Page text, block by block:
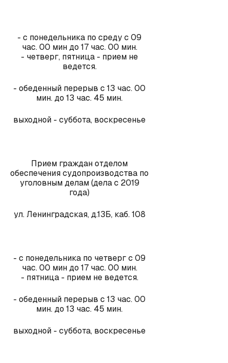
- с понедельника по среду с 09
час. 00 мин до 17 час. 00 мин.
- четверг, пятница - прием не
ведется.
- обеденный перерыв с 13 час. 00
мин. до 13 час. 45 мин.
выходной - суббота, воскресенье
Прием граждан отделом
обеспечения судопроизводства по
уголовным делам (дела с 2019
года)
ул. Ленинградская, д.13Б, каб. 108
- с понедельника по четверг с 09
час. 00 мин до 17 час. 00 мин.
- пятница - прием не ведется.
- обеденный перерыв с 13 час. 00
мин. до 13 час. 45 мин.
выходной - суббота, воскресенье